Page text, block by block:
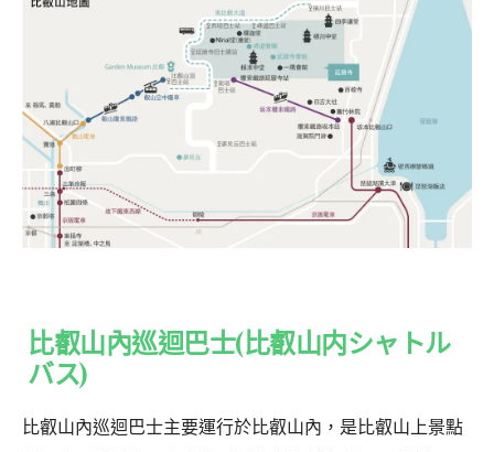
比叡山內巡迴巴士(比叡山内シャトル
バス)
比叡山內巡迴巴士主要運行於比叡山內，是比叡山上景點